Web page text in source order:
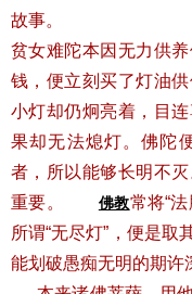
故事。
贫女难陀本因无力供
钱，便立刻买了灯油
小灯却仍炯亮着，目
果却无法熄灯。佛陀
者，所以能够长明不
重要。 佛教常将“法
所谓“无尽灯”，便是取
能划破愚痴无明的期许